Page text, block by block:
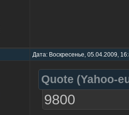
Дата: Воскресенье, 05.04.2009,
Quote (Yahoo-
9800